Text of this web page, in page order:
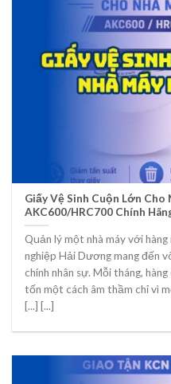
Giấy Vệ Sinh Cuộn Lớn Cho
AKC600/HRC700 Chính
Quản lý một nhà máy với
nghiệp Hải Dương mang đến
chính nhân sự. Mỗi tháng,
tốn một cách âm thầm chỉ vì
[...] [...]